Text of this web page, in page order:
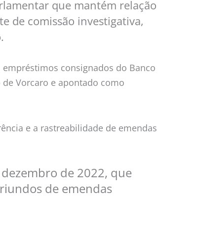
que mantém relação
de comissão investigativa,
empréstimos consignados do Banco
Vorcaro e apontado como
e a rastreabilidade de emendas
de 2022, que
de emendas